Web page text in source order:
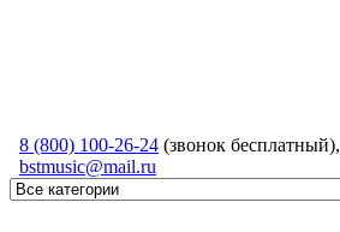
8 (800) 100-26-24 (звонок бесплатный),
bstmusic@mail.ru